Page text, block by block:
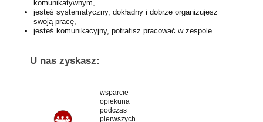
komunikatywnym,
jesteś systematyczny, dokładny i dobrze organizujesz
swoją pracę,
jesteś komunikacyjny, potrafisz pracować w zespole.
U nas zyskasz:​
wsparcie
opiekuna
podczas
pierwszych